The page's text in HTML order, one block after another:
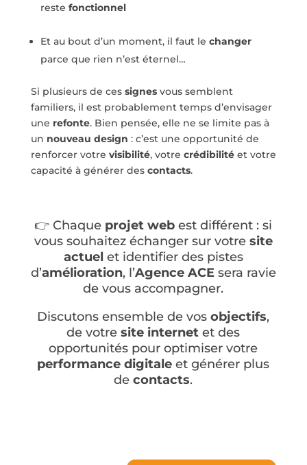
reste fonctionnel
Et au bout d’un moment, il faut le changer
parce que rien n’est éternel…
Si plusieurs de ces signesvous semblent
familiers, il est probablement temps d’envisager
une refonte. Bien pensée, elle ne se limite pas à
un nouveau design : c’est une opportunité de
renforcer votre visibilité, votre crédibilitéet votre
capacité à générer des contacts.
👉 Chaque projet web est différent : si
vous souhaitez échanger sur votre site
actuel et identifier des pistes
d’amélioration, l’Agence ACEsera ravie
de vous accompagner.
Discutons ensemble de vosobjectifs,
de votresite internet et des
opportunités pour optimiser votre
performance digitale et générer plus
decontacts.